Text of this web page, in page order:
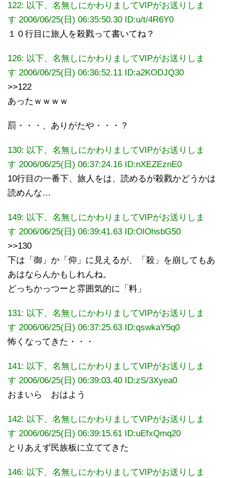
122: 以下、名無しにかわりましてVIPがお送りしま
す 2006/06/25(日) 06:35:50.30 ID:u/t/4R6Y0
１０行目に旅人を殺戮って書いてね？
126: 以下、名無しにかわりましてVIPがお送りしま
す 2006/06/25(日) 06:36:52.11 ID:a2KODJQ30
>>122
あったｗｗｗｗ
罰・・・、ありがたや・・・？
130: 以下、名無しにかわりましてVIPがお送りしま
す 2006/06/25(日) 06:37:24.16 ID:nXEZEznE0
10行目の一番下、旅人をは、読めるが殺戮かどうかは
読めんな…
149: 以下、名無しにかわりましてVIPがお送りしま
す 2006/06/25(日) 06:39:41.63 ID:OlOhsbG50
>>130
下は「御」か「仰」に見えるが、「殺」を崩してもあ
あはならんかもしれんね。
どっちかっつーと雰囲気的に「料」
131: 以下、名無しにかわりましてVIPがお送りしま
す 2006/06/25(日) 06:37:25.63 ID:qswkaY5q0
怖くなってきた・・・
141: 以下、名無しにかわりましてVIPがお送りしま
す 2006/06/25(日) 06:39:03.40 ID:zS/3Xyea0
おまいら おはよう
142: 以下、名無しにかわりましてVIPがお送りしま
す 2006/06/25(日) 06:39:15.61 ID:uEfxQmq20
とりあえず民族板に立ててきた
146: 以下、名無しにかわりましてVIPがお送りしま